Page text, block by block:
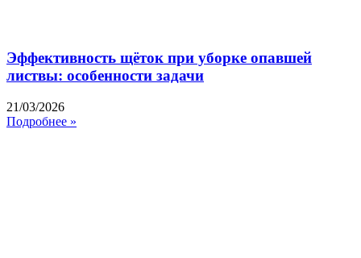
Эффективность щёток при уборке опавшей
листвы: особенности задачи
21/03/2026
Подробнее »